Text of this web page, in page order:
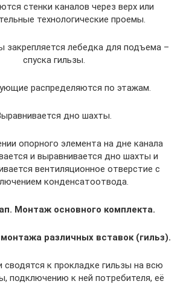
стенки каналов через верх или
технологические проемы.
закрепляется лебедка для подъема –
спуска гильзы.
распределяются по этажам.
дно шахты.
опорного элемента на дне канала
и выравнивается дно шахты и
вентиляционное отверстие с
конденсатоотвода.
Монтаж основного комплекта.
различных вставок (гильз).
сводятся к прокладке гильзы на всю
подключению к ней потребителя, её